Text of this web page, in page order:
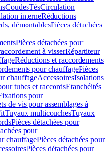
CoudesTésCirculation
interneRéductions
démontablesPièces détachées
Pièces détachées pour
à visserRépartiteur
Réductions et raccordements
pour chauffagePièces
chauffageAccessoiresIsolations
tubes et raccordsEtanchéités
pour
de vis pour assemblages à
Tuyaux multicouchesTuyaux
Pièces détachées pour
pour
chauffagePièces détachées pour
Pièces détachées pour